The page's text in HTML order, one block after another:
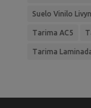
Suelo Vinilo Livyn
Tarima AC5
Tarima